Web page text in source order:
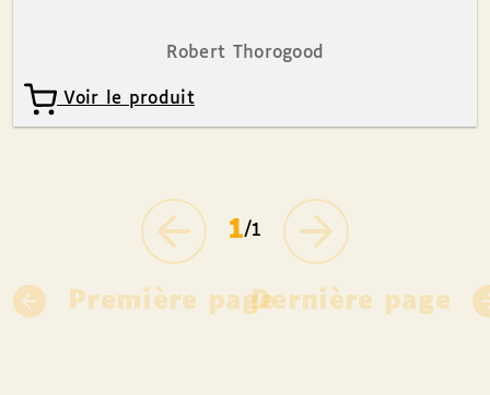
Robert Thorogood
Voir le produit
Première page
1/1
Dernière page